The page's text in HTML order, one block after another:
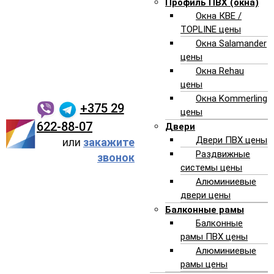
+375 29
622-88-07
или закажите
звонок
Профиль ПВХ (окна)
Окна КВЕ /
TOPLINE цены
Окна Salamander
цены
Окна Rehau
цены
Окна Kommerling
цены
Двери
Двери ПВХ цены
Раздвижные
системы цены
Алюминиевые
двери цены
Балконные рамы
Балконные
рамы ПВХ цены
Алюминиевые
рамы цены